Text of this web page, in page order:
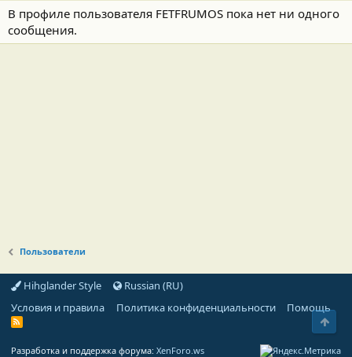
В профиле пользователя FETFRUMOS пока нет ни одного
сообщения.
Пользователи
Hihglander Style
Russian (RU)
Условия и правила
Политика конфиденциальности Помощь
R
Разработка и поддержка форума: XenForo.ws